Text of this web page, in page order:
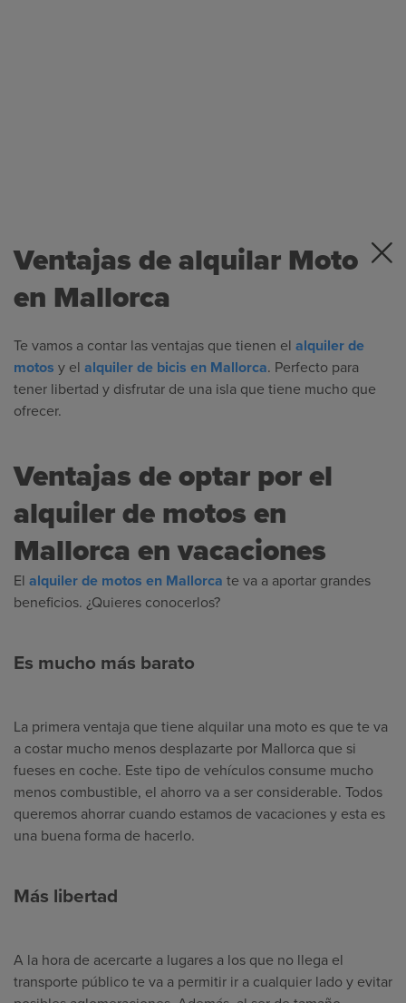
Ventajas de alquilar Moto
en Mallorca
Te vamos a contar las ventajas que tienen el alquiler de
motos y el alquiler de bicis en Mallorca. Perfecto para
tener libertad y disfrutar de una isla que tiene mucho que
ofrecer.
Ventajas de optar por el
alquiler de motos en
Mallorca en vacaciones
El alquiler de motos en Mallorca te va a aportar grandes
beneficios. ¿Quieres conocerlos?
Es mucho más barato
La primera ventaja que tiene alquilar una moto es que te va
a costar mucho menos desplazarte por Mallorca que si
fueses en coche. Este tipo de vehículos consume mucho
menos combustible, el ahorro va a ser considerable. Todos
queremos ahorrar cuando estamos de vacaciones y esta es
una buena forma de hacerlo.
Más libertad
A la hora de acercarte a lugares a los que no llega el
transporte público te va a permitir ir a cualquier lado y evitar